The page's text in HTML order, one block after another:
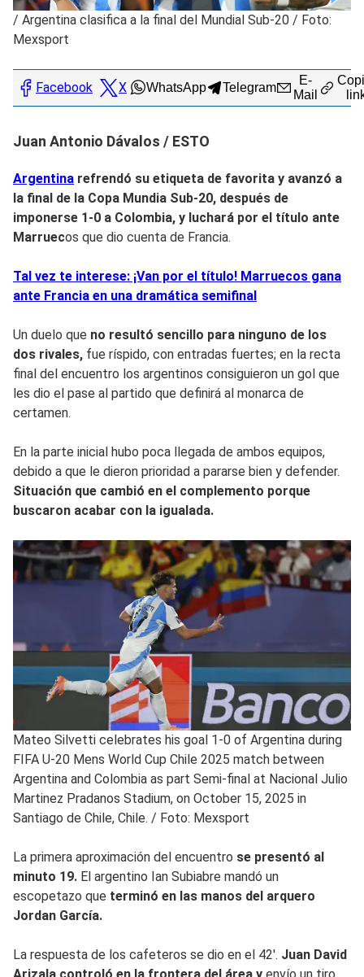
/ Argentina clasifica a la final del Mundial Sub-20 / Foto:
Mexsport
Facebook X WhatsApp Telegram
E-
Mail
Juan Antonio Dávalos / ESTO
Argentina refrendó su etiqueta de favorita y avanzó a
la final de la Copa Mundia Sub-20, después de
imponerse 1-0 a Colombia, y luchará por el título ante
Marruecos que dio cuenta de Francia.
Tal vez te interese: ¡Van por el título! Marruecos gana
ante Francia en una dramática semifinal
Un duelo que no resultó sencillo para ninguno de los
dos rivales, fue ríspido, con entradas fuertes; en la recta
final del encuentro los argentinos consiguieron un gol que
les dio el pase al partido que definirá al monarca de
certamen.
En la parte inicial hubo poca llegada de ambos equipos,
debido a que le dieron prioridad a pararse bien y defender.
Situación que cambió en el complemento porque
buscaron acabar con la igualada.
Mateo Silvetti celebrates his goal 1-0 of Argentina during
FIFA U-20 Mens World Cup Chile 2025 match between
Argentina and Colombia as part Semi-final at Nacional Julio
Martinez Pradanos Stadium, on October 15, 2025 in
Santiago de Chile, Chile. / Foto: Mexsport
La primera aproximación del encuentro se presentó al
minuto 19. El argentino Ian Subiabre mandó un
escopetazo que terminó en las manos del arquero
Jordan García.
La respuesta de los cafeteros se dio en el 42'. Juan David